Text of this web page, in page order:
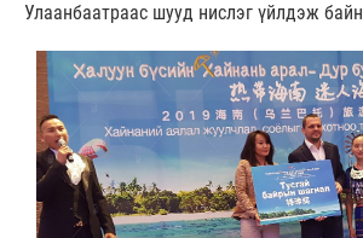
Улаанбаатраас шууд нислэг үйлдэж